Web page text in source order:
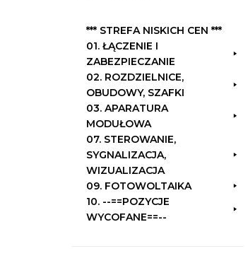
*** STREFA NISKICH CEN ***
01. ŁĄCZENIE I
ZABEZPIECZANIE
02. ROZDZIELNICE,
OBUDOWY, SZAFKI
03. APARATURA
MODUŁOWA
07. STEROWANIE,
SYGNALIZACJA,
WIZUALIZACJA
09. FOTOWOLTAIKA
10. --==POZYCJE
WYCOFANE==--